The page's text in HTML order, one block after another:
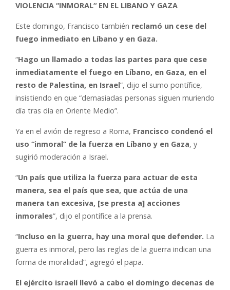
VIOLENCIA “INMORAL“ EN EL LIBANO Y GAZA
Este domingo, Francisco también reclamó un cese del
fuego inmediato en Líbano y en Gaza.
“Hago un llamado a todas las partes para que cese
inmediatamente el fuego en Líbano, en Gaza, en el
resto de Palestina, en Israel”, dijo el sumo pontífice,
insistiendo en que “demasiadas personas siguen muriendo
día tras día en Oriente Medio”.
Ya en el avión de regreso a Roma, Francisco condenó el
uso “inmoral” de la fuerza en Líbano y en Gaza, y
sugirió moderación a Israel.
“Un país que utiliza la fuerza para actuar de esta
manera, sea el país que sea, que actúa de una
manera tan excesiva, [se presta a] acciones
inmorales”, dijo el pontífice a la prensa.
“Incluso en la guerra, hay una moral que defender. La
guerra es inmoral, pero las reglas de la guerra indican una
forma de moralidad”, agregó el papa.
El ejército israelí llevó a cabo el domingo decenas de